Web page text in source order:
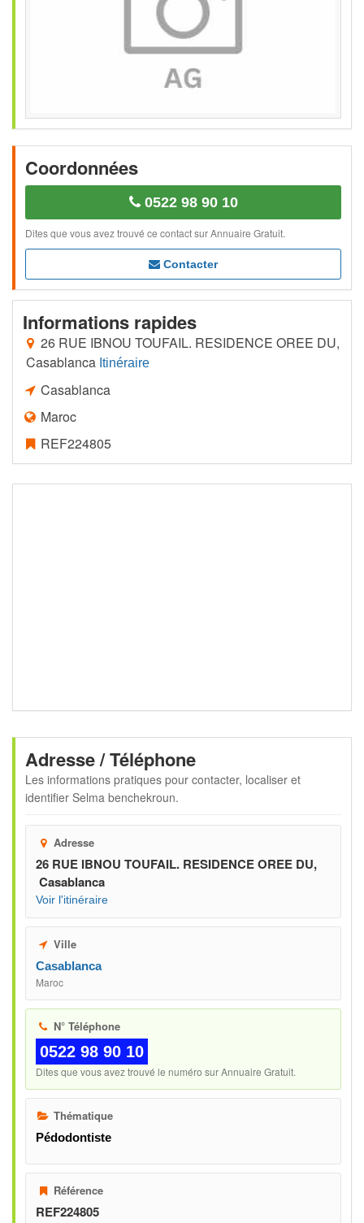
Coordonnées
0522 98 90 10
Dites que vous avez trouvé ce contact sur Annuaire Gratuit.
Contacter
Informations rapides
26 RUE IBNOU TOUFAIL. RESIDENCE OREE DU,
Casablanca Itinéraire
Casablanca
Maroc
REF224805
Adresse / Téléphone
Les informations pratiques pour contacter, localiser et
identifier Selma benchekroun.
Adresse
26 RUE IBNOU TOUFAIL. RESIDENCE OREE DU,
Casablanca
Voir l'itinéraire
Ville
Casablanca
Maroc
N° Téléphone
0522 98 90 10
Dites que vous avez trouvé le numéro sur Annuaire Gratuit.
Thématique
Pédodontiste
Référence
REF224805